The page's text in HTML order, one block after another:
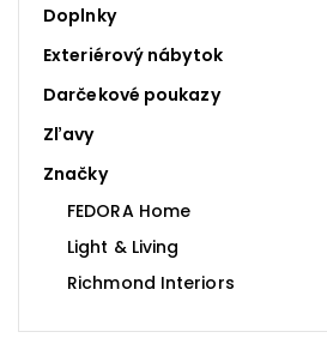
Doplnky
Exteriérový nábytok
Darčekové poukazy
Zľavy
Značky
FEDORA Home
Light & Living
Richmond Interiors